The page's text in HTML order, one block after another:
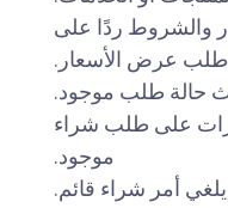
والشروط ردًا على
طلب عرض الأسعار.
حالة طلب موجود.
على طلب شراء
موجود.
أمر شراء قائم.